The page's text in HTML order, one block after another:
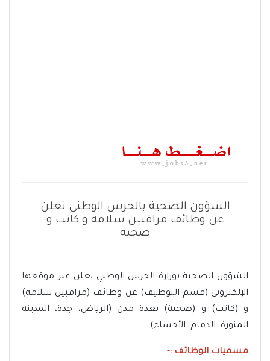
الشؤون الصحية بالحرس الوطني تعلن
عن وظائف مراقبين سلامة و كاتب و
صحية
الشؤون الصحية بوزارة الحرس الوطني يعلن عبر موقعها
الإلكتروني (قسم التوظيف) عن وظائف (مراقبين سلامة)
و (كاتب) و (صحية) بعدة مدن (الرياض، جدة، المدينة
المنورة، الدمام، الأحساء)
مسميات الوظائف :-